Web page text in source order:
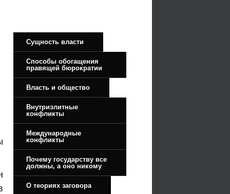
Сущность власти
Способы обогащения
правящей бюрократии
Власть и общество
Внутриэлитные
конфликты
Международные
конфликты
Почему государству все
должны, а оно никому
О теориях заговора